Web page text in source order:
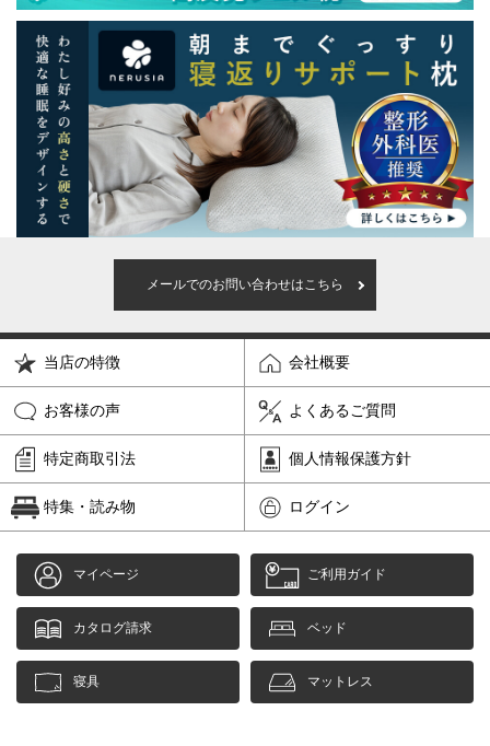
メールでのお問い合わせはこちら
当店の特徴 会社概要
お客様の声 よくあるご質問
特定商取引法 個人情報保護方針
特集・読み物 ログイン
マイページ ご利用ガイド
カタログ請求 ベッド
寝具 マットレス